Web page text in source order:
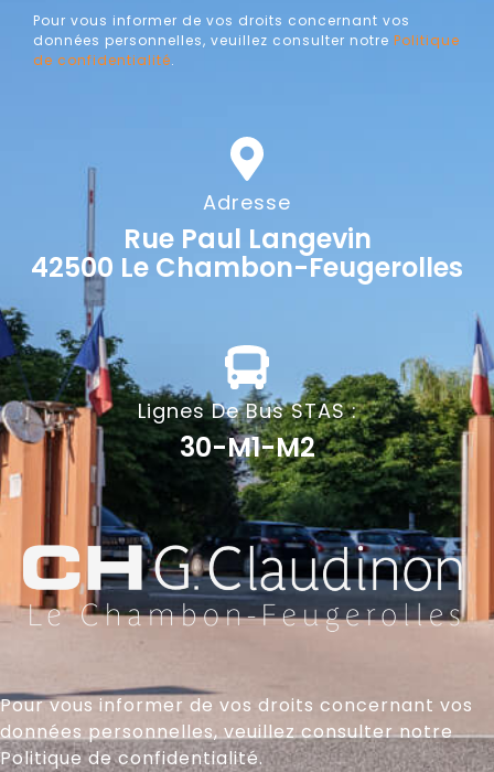
Pour vous informer de vos droits concernant vos
données personnelles, veuillez consulter notre Politique
de confidentialité.
Adresse
Rue Paul Langevin
42500 Le Chambon-Feugerolles
Lignes De Bus STAS :
30-M1-M2
Pour vous informer de vos droits concernant vos
données personnelles, veuillez consulter notre
Politique de confidentialité.